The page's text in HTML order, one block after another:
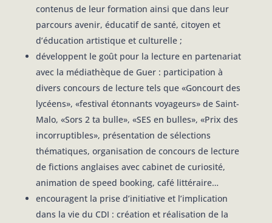
contenus de leur formation ainsi que dans leur
parcours avenir, éducatif de santé, citoyen et
d’éducation artistique et culturelle ;
développent le goût pour la lecture en partenariat
avec la médiathèque de Guer : participation à
divers concours de lecture tels que «Goncourt des
lycéens», «festival étonnants voyageurs» de Saint-
Malo, «Sors 2 ta bulle», «SES en bulles», «Prix des
incorruptibles», présentation de sélections
thématiques, organisation de concours de lecture
de fictions anglaises avec cabinet de curiosité,
animation de speed booking, café littéraire…
encouragent la prise d’initiative et l’implication
dans la vie du CDI : création et réalisation de la